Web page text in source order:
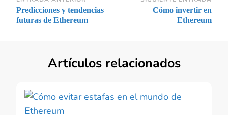
de
Predicciones y tendencias
futuras de Ethereum
Cómo invertir en
Ethereum
Artículos relacionados